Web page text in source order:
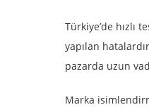
Türkiye’de hızlı
yapılan
pazarda uzun
Marka